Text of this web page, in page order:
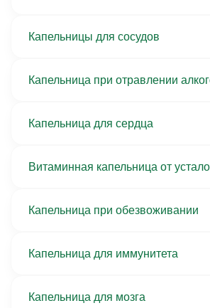
Капельницы для сосудов
Капельница при отравлении
Капельница для сердца
Витаминная капельница от
Капельница при обезвоживании
Капельница для иммунитета
Капельница для мозга